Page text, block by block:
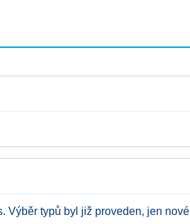
Výběr typů byl již proveden, jen nové